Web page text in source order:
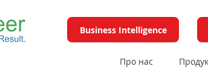
Business Intelligence
Про нас